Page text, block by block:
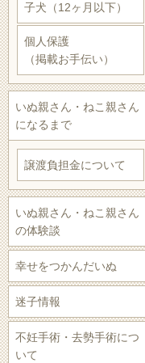
子犬（12ヶ月以下）
個人保護
（掲載お手伝い）
いぬ親さん・ねこ親さん
になるまで
譲渡負担金について
いぬ親さん・ねこ親さん
の体験談
幸せをつかんだいぬ
迷子情報
不妊手術・去勢手術につ
いて